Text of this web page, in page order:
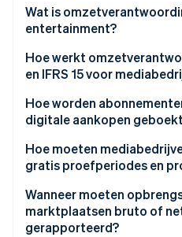
Ontdek hoe
Nu bekijken
Wat is
entertainment?
Hoe werkt
en IFRS 15 voor
Hoe worden
digitale aankopen
Hoe moeten
gratis proefperiodes en
Wanneer moeten
marktplaatsen bruto of
gerapporteerd?​​